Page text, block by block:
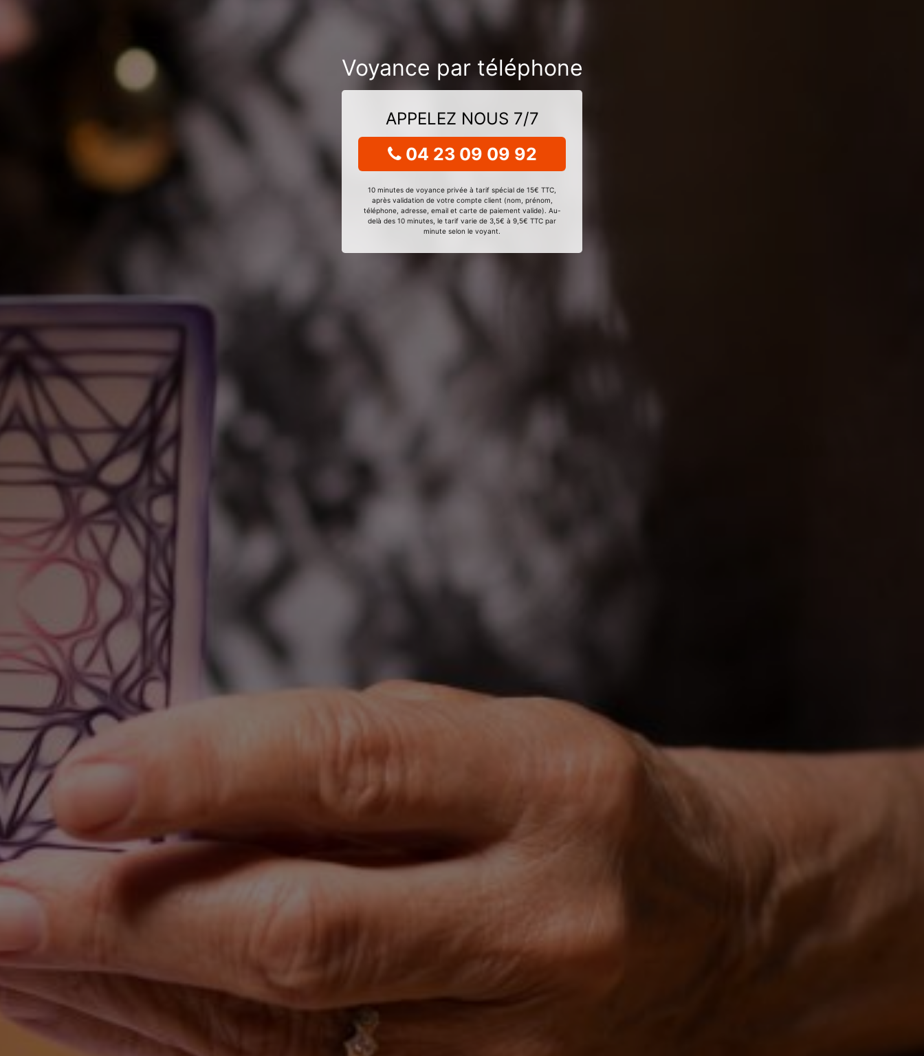
Voyance par téléphone
APPELEZ NOUS 7/7
04 23 09 09 92
10 minutes de voyance privée à tarif spécial de 15€ TTC,
après validation de votre compte client (nom, prénom,
téléphone, adresse, email et carte de paiement valide). Au-
delà des 10 minutes, le tarif varie de 3,5€ à 9,5€ TTC par
minute selon le voyant.